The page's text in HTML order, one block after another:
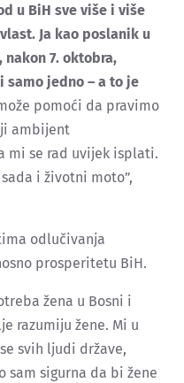
u BiH sve više i više
Ja kao poslanik u
7. oktobra,
samo jedno – a to je
pomoći da pravimo
ambijent
mi se rad uvijek isplati.
i životni moto”,
odlučivanja
prosperitetu BiH.
žena u Bosni i
razumiju žene. Mi u
svih ljudi države,
sam sigurna da bi žene